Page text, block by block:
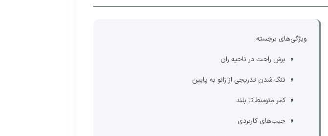
ویژگی‌های برجسته
برش راحت در ناحیه ران
تنگ شدن تدریجی از زانو به پایین
کمر متوسط تا بلند
جیب‌های کاربردی